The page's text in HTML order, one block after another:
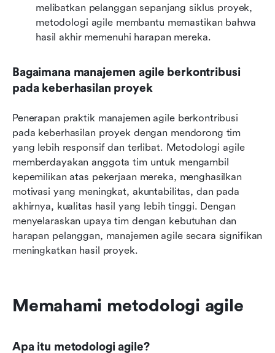
melibatkan pelanggan sepanjang siklus proyek,
metodologi agile membantu memastikan bahwa
hasil akhir memenuhi harapan mereka.
Bagaimana manajemen agile berkontribusi
pada keberhasilan proyek
Penerapan praktik manajemen agile berkontribusi
pada keberhasilan proyek dengan mendorong tim
yang lebih responsif dan terlibat. Metodologi agile
memberdayakan anggota tim untuk mengambil
kepemilikan atas pekerjaan mereka, menghasilkan
motivasi yang meningkat, akuntabilitas, dan pada
akhirnya, kualitas hasil yang lebih tinggi. Dengan
menyelaraskan upaya tim dengan kebutuhan dan
harapan pelanggan, manajemen agile secara signifikan
meningkatkan hasil proyek.
Memahami metodologi agile
Apa itu metodologi agile?